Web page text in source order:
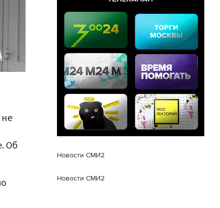
Об
Новости СМИ2
Новости СМИ2